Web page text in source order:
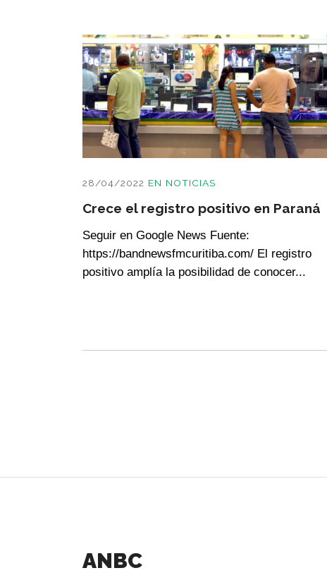
28/04/2022 EN NOTICIAS
Crece el registro positivo en Paraná
Seguir en Google News Fuente:
https://bandnewsfmcuritiba.com/ El registro
positivo amplía la posibilidad de conocer...
ANBC